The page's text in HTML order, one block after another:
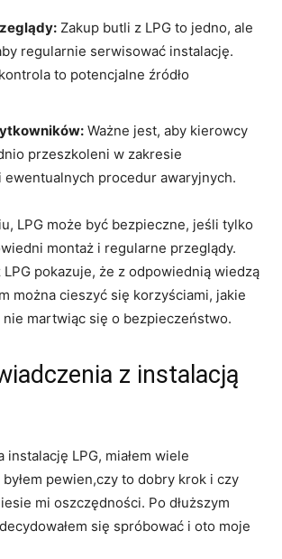
Zakup⁣ butli‌ z LPG to jedno, ale
regularnie serwisować instalację.
to potencjalne źródło
Ważne jest, aby kierowcy
przeszkoleni w zakresie
ewentualnych procedur awaryjnych.
LPG może być bezpieczne, jeśli tylko
montaż i regularne przeglądy.
pokazuje, że z odpowiednią wiedzą
można ⁢cieszyć się korzyściami, jakie
martwiąc się o bezpieczeństwo.
z instalacją
instalację LPG, miałem wiele
pewien,czy to dobry krok i czy
mi oszczędności. Po dłuższym
się spróbować i ‌oto moje